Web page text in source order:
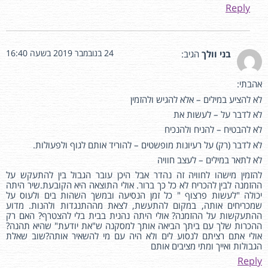
Reply
בני וולך הגיב: 24 בנובמבר 2019 בשעה 16:40
אהבתי:
לא להציע במילים – אלא להגיש ולהזמין
לא לדבר על – לעשות את
לא להבטיח – להניח ולהנכיח
לא לדבר (רק) על רעיונות מופשטים – להוריד אותם לגוף ולפעולות.
לא לתאר במילים – לעצב חוויה
להזמין מישהו לחוויה זה נהדר אבל היכן עובר הגבול בין להתעקש על
ההזמנה לבין להכריח לא כל כך ברור. אולי התוצאה היא הקובעת.שיר היתה
יכולה "לעשות פרצוף " כל זמן הנסיעה ובמשך השהות בים ולעוס על
שמכריחים אותה, במקום להתעשת, לצאת מההתנגדות ולהנות. מדוע
ההתעקשות על ההזמנה? אולי היתה נהנית בבית בלי להצטרף? האם רק
ההכרות שלך עם ביתך הביאה אותך למסקנה ש"את יודעת" שהיא תהנה?
אולי אתם רציתם לנסוע לים ולא היה עם מי להשאיר אותה?שוב שאלת
הגבולות ואייך ומתי מציבים אותם
Reply